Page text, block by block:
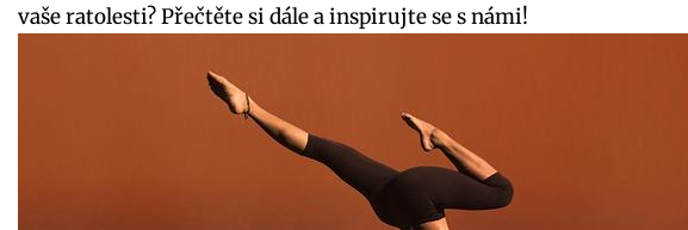
vaše ratolesti? Přečtěte si dále a inspirujte se s námi!